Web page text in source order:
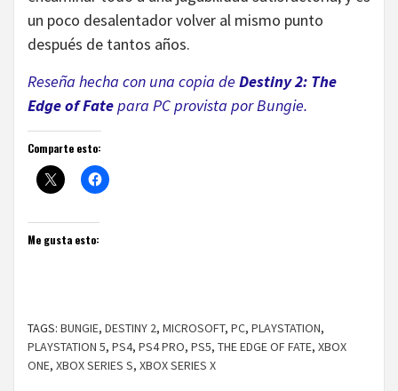
un poco desalentador volver al mismo punto
después de tantos años.
Reseña hecha con una copia de Destiny 2: The
Edge of Fatepara PC provista por Bungie.
Comparte esto:
Me gusta esto:
TAGS: BUNGIE, DESTINY 2, MICROSOFT, PC, PLAYSTATION,
PLAYSTATION 5, PS4, PS4 PRO, PS5, THE EDGE OF FATE, XBOX
ONE, XBOX SERIES S, XBOX SERIES X